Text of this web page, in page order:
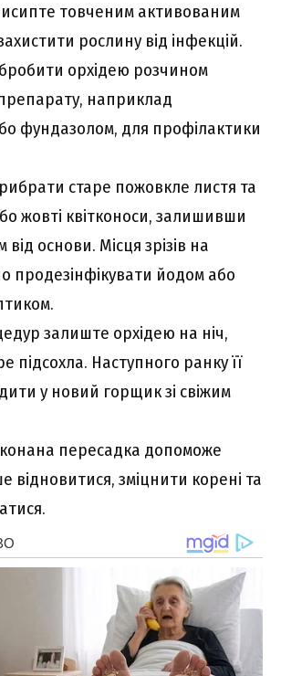
товченим активованим
рослину від інфекцій.
орхідею розчином
наприклад
фундазолом, для профілактики
старе пожовкле листя та
жовті квітконоси, залишивши
основи. Місця зрізів на
продезінфікувати йодом або
залиште орхідею на ніч,
підсохла. Наступного ранку її
у новий горщик зі свіжим
пересадка допоможе
відновитися, зміцнити корені та